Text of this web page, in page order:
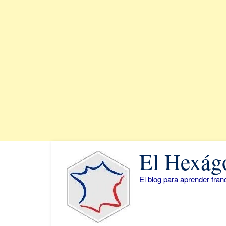
El
El blog para aprender